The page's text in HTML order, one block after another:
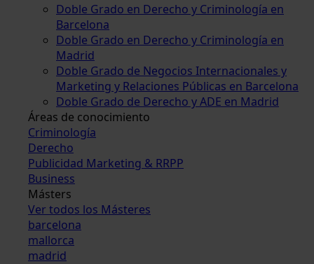
Doble Grado en Derecho y Criminología en
Barcelona
Doble Grado en Derecho y Criminología en
Madrid
Doble Grado de Negocios Internacionales y
Marketing y Relaciones Públicas en Barcelona
Doble Grado de Derecho y ADE en Madrid
Áreas de conocimiento
Criminología
Derecho
Publicidad Marketing & RRPP
Business
Másters
Ver todos los Másteres
barcelona
mallorca
madrid